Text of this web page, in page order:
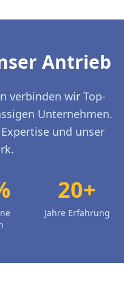
Antrieb
verbinden wir Top-
Unternehmen.
und unser
20+
Jahre Erfahrung